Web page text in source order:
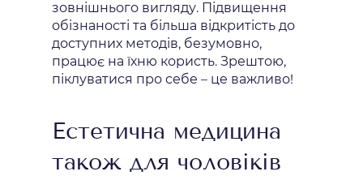
зовнішнього вигляду. Підвищення
обізнаності та більша відкритість до
доступних методів, безумовно,
працює на їхню користь. Зрештою,
піклуватися про себе – це важливо!
Естетична медицина
також для чоловіків